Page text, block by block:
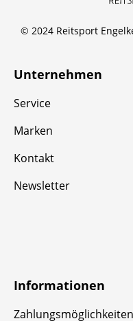
© 2024 Reitsport
Unternehmen
Service
Marken
Kontakt
Newsletter
Informationen
Zahlungsmöglichkeiten